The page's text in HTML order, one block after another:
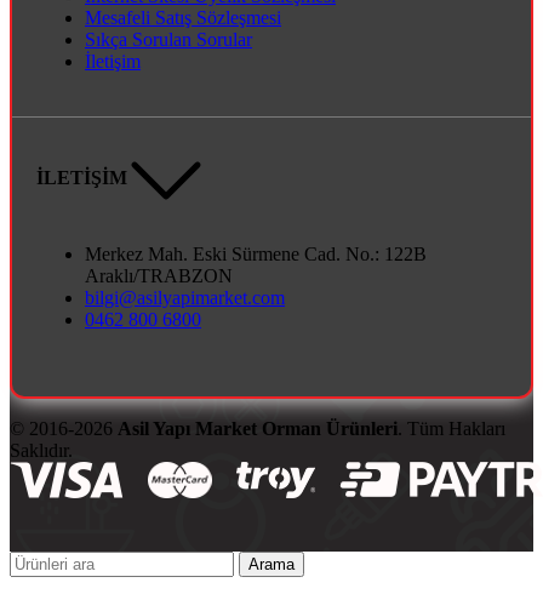
Mesafeli Satış Sözleşmesi
Sıkça Sorulan Sorular
İletişim
İLETİŞİM
Merkez Mah. Eski Sürmene Cad. No.: 122B
Araklı/TRABZON
bilgi@asilyapimarket.com
0462 800 6800
© 2016-2026 Asil Yapı Market Orman Ürünleri. Tüm Hakları
Saklıdır.
Arama